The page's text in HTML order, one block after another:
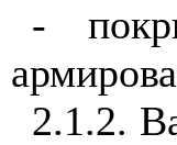
-
2.1.2.